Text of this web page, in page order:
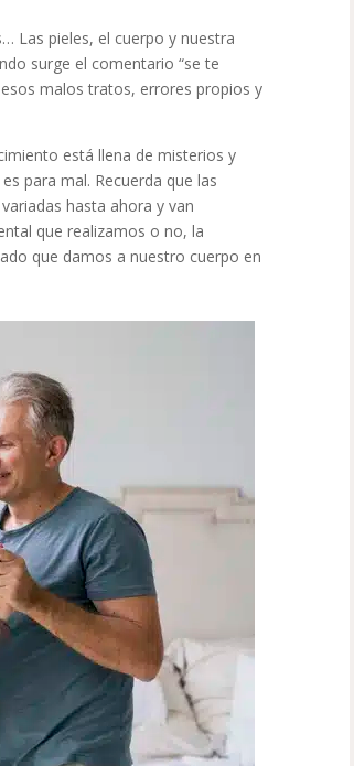
Las pieles, el cuerpo y nuestra
surge el comentario “se te
malos tratos, errores propios y
está llena de misterios y
para mal. Recuerda que las
hasta ahora y van
que realizamos o no, la
que damos a nuestro cuerpo en